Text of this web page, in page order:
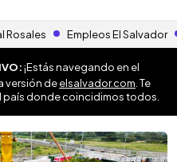
Rosales Empleos El Salvador
¡Estás navegando en el
versión deelsalvador.com . Te
país donde coincidimos todos.